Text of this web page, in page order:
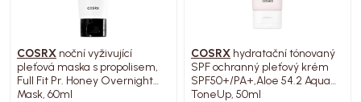
COSRX noční vyživující
pleťová maska s propolisem,
Full Fit Pr. Honey Overnight
Mask, 60ml
COSRX hydratační tónovaný
SPF ochranný pleťový krém
SPF50+/PA+,Aloe 54.2 Aqua
ToneUp, 50ml